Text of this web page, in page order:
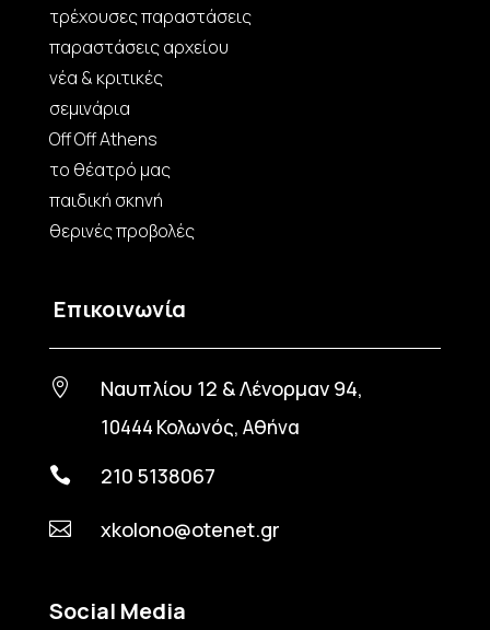
τρέχουσες παραστάσεις
παραστάσεις αρχείου
νέα & κριτικές
σεμινάρια
Off Off Athens
το θέατρό μας
παιδική σκηνή
θερινές προβολές
Επικοινωνία
 Ναυπλίου 12 & Λένορμαν 94,
10444 Κολωνός, Αθήνα
 210 5138067
 xkolono@otenet.gr
Social Media